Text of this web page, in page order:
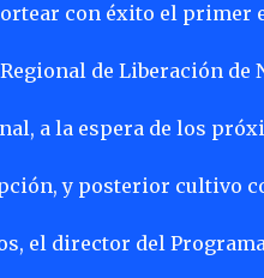
con éxito el
de Liberación de
a la espera de los
y posterior cultivo
el director del